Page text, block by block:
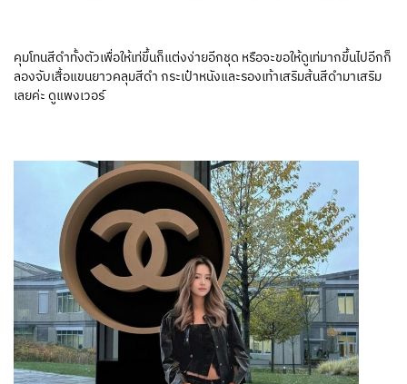
คุมโทนสีดำทั้งตัวเพื่อให้เท่ขึ้นก็แต่งง่ายอีกชุด หรือจะขอให้ดูเท่มากขึ้นไปอีกก็
ลองจับเสื้อแขนยาวคลุมสีดำ กระเป๋าหนังและรองเท้าเสริมส้นสีดำมาเสริม
เลยค่ะ ดูแพงเวอร์